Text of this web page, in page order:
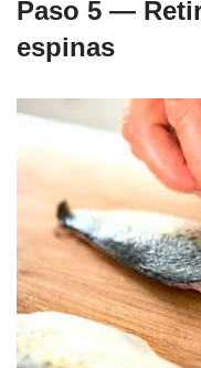
Paso 5 —
espinas